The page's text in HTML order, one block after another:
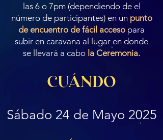
las 6 o 7pm (dependiendo de el
número de participantes) en un punto
de encuentro de fácil acceso para
subir en caravana al lugar en donde
se llevará a cabo la Ceremonia.
CUÁNDO
Sábado 24 de Mayo 2025​